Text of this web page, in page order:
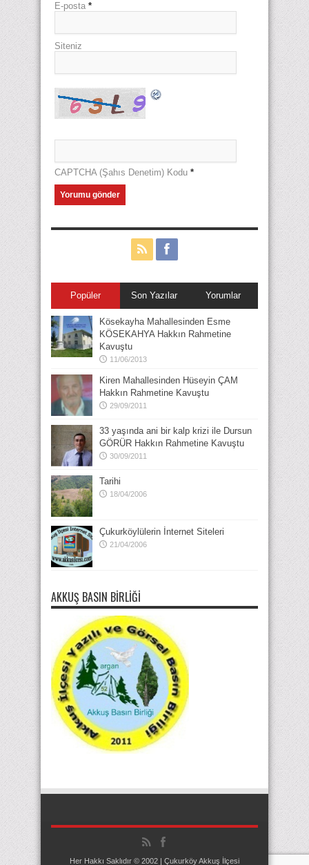
E-posta *
Siteniz
CAPTCHA (Şahıs Denetim) Kodu *
Popüler Son Yazılar Yorumlar
Kösekayha Mahallesinden Esme
KÖSEKAHYA Hakkın Rahmetine
Kavuştu
11/06/2013
Kiren Mahallesinden Hüseyin ÇAM
Hakkın Rahmetine Kavuştu
29/09/2011
33 yaşında ani bir kalp krizi ile Dursun
GÖRÜR Hakkın Rahmetine Kavuştu
30/09/2011
Tarihi
18/04/2006
Çukurköylülerin İnternet Siteleri
21/04/2006
AKKUŞ BASIN BIRLIĞI
Her Hakkı Saklıdır © 2002 | Çukurköy Akkuş İlçesi